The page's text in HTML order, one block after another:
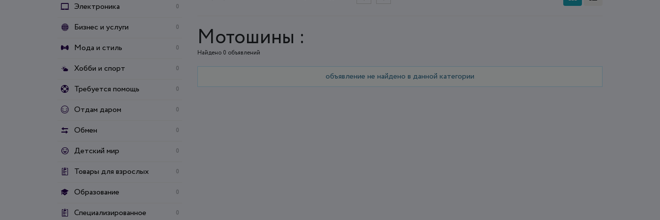
Электроника 0
Бизнес и услуги 0
Мода и стиль 0
Хобби и спорт 0
Требуется помощь 0
Отдам даром 0
Обмен 0
Детский мир 0
Товары для взрослых 0
Образование 0
Специализированное
0
Мотошины :
Найдено 0 объявлений
объявление не найдено в данной категории